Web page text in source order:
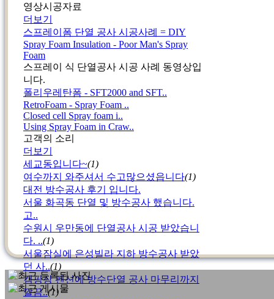
영상시공자료
더보기
스프레이폼 단열 공사 시공사례 = DIY
Spray Foam Insulation - Poor Man's Spray
Foam
스프레이 식 단열공사 시공 사례 동영상입
니다.
폴리우레탄폼 - SFT2000 and SFT..
RetroFoam - Spray Foam ..
Closed cell Spray foam i..
Using Spray Foam in Craw..
고객의 소리
더보기
세교동입니다~(1)
여수까지 와주셔서 수고많으셨읍니다(1)
대전 방수공사 후기 입니다.
서울 화곡동 단열 및 방수공사 했습니다.
고..
수원시 우만동에 단열공사 시공 받았습니
다. ..(1)
서울잠실에 은성빌라 지하 방수공사 받았
던 사..(1)
캠핑장 펜션에 방수단열 공사 마무리까지
깔끔..(1)